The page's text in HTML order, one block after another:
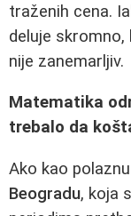
traženih cena.
deluje
nije zanemarljiv.
Matematika
trebalo da
Ako kao
Beogradu, koja